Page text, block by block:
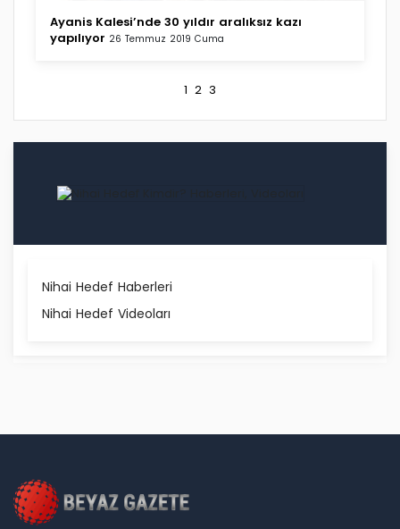
Ayanis Kalesi’nde 30 yıldır aralıksız kazı
yapılıyor 26 Temmuz 2019 Cuma
1 2 3
Nihai Hedef Haberleri
Nihai Hedef Videoları